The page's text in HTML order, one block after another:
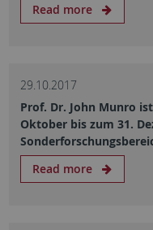
Read more
29.10.2017
Prof. Dr. John Munro
Oktober bis zum 31.
Read more